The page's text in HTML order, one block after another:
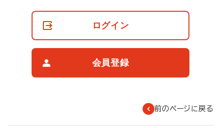
ログイン
会員登録
前のページに戻る